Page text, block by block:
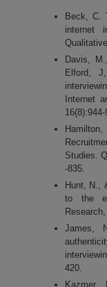
Beck, C.
internet
Davis,
Elford,
Internet
16(8):944-
Studies.
-835.
Hunt, N.,
to the e-
James,
420.